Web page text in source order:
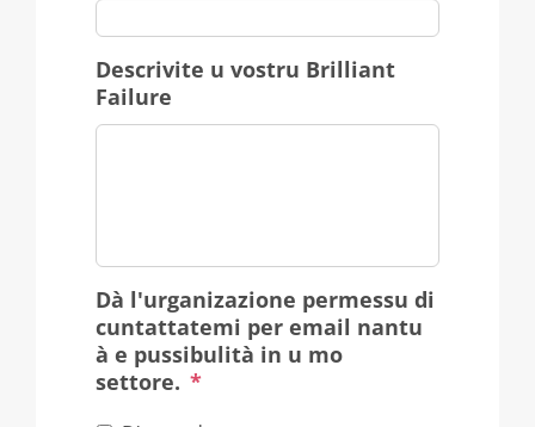
Descrivite u vostru Brilliant
Failure
Dà l'urganizazione permessu di
cuntattatemi per email nantu
à e pussibulità in u mo
settore. *